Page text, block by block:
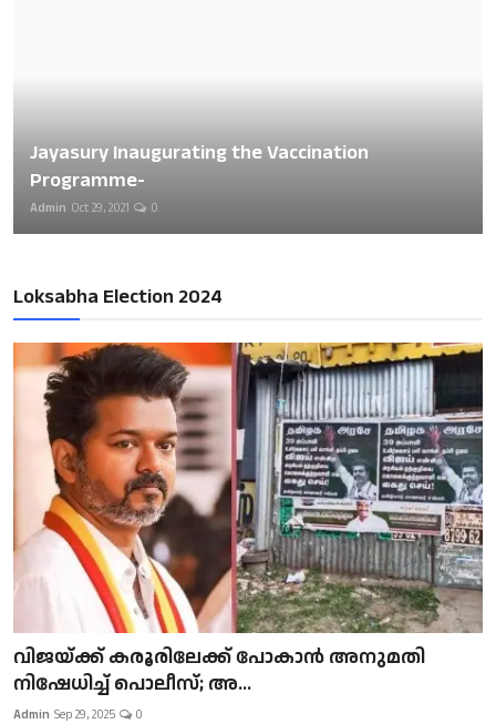
Jayasury Inaugurating the Vaccination
Programme-
Admin Oct 29, 2021 0
Loksabha Election 2024
വിജയ്ക്ക് കരൂരിലേക്ക് പോകാൻ അനുമതി
നിഷേധിച്ച് പൊലീസ്; അ...
Admin Sep 29, 2025 0